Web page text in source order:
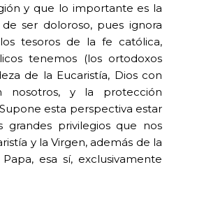
y que lo importante es la
ser doloroso, pues ignora
tesoros de la fe católica,
tenemos (los ortodoxos
de la Eucaristía, Dios con
nosotros, y la protección
esta perspectiva estar
grandes privilegios que nos
y la Virgen, además de la
esa sí, exclusivamente